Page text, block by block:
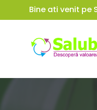
Bine ati venit pe